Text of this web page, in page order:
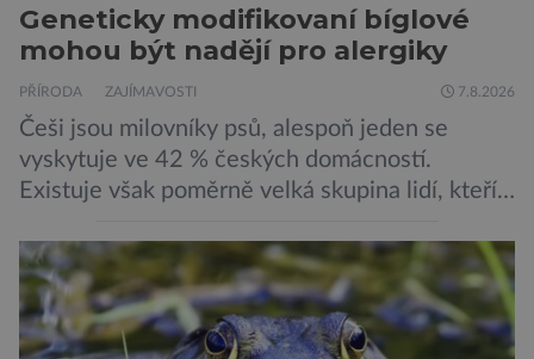
Geneticky modifikovaní bíglové
mohou být nadějí pro alergiky
PŘÍRODA ZAJÍMAVOSTI 7.8.2026
Češi jsou milovníky psů, alespoň jeden se
vyskytuje ve 42 % českých domácností.
Existuje však poměrně velká skupina lidí, kteří
jsou alergičtí. Jejich imunitní systém
přecitlivěle reaguje na proteiny obsažené v
psích slinách, potu, moči a šupinkách kůže,
zachycených v srsti. Vědci nyní geneticky